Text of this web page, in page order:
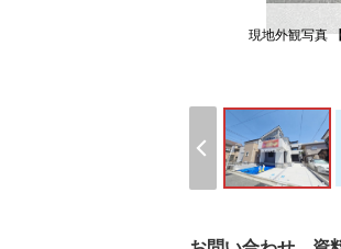
現地外観写真